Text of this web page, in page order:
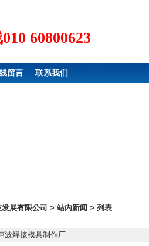
60800623
留言 联系我们
展有限公司 > 站内新闻 > 列表
波焊接模具制作厂